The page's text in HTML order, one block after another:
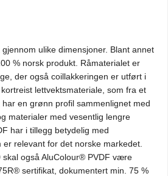
ulike dimensjoner. Blant annet
% norsk produkt. Råmaterialet er
der også coillakkeringen er utført i
lettvektsmateriale, som fra et
en grønn profil sammenlignet med
materialer med vesentlig lengre
har i tillegg betydelig med
relevant for det norske markedet.
skal også AluColour® PVDF være
sertifikat, dokumentert min. 75 %